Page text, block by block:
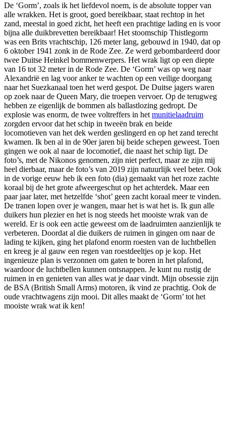
De ‘Gorm’, zoals ik het liefdevol noem, is de absolute topper van
alle wrakken. Het is groot, goed bereikbaar, staat rechtop in het
zand, meestal in goed zicht, het heeft een prachtige lading en is voor
bijna alle duikbrevetten bereikbaar! Het stoomschip Thistlegorm
was een Brits vrachtschip, 126 meter lang, gebouwd in 1940, dat op
6 oktober 1941 zonk in de Rode Zee. Ze werd gebombardeerd door
twee Duitse Heinkel bommenwerpers. Het wrak ligt op een diepte
van 16 tot 32 meter in de Rode Zee. De ‘Gorm’ was op weg naar
Alexandrië en lag voor anker te wachten op een veilige doorgang
naar het Suezkanaal toen het werd gespot. De Duitse jagers waren
op zoek naar de Queen Mary, die troepen vervoer. Op de terugweg
hebben ze eigenlijk de bommen als ballastlozing gedropt. De
explosie was enorm, de twee voltreffers in het munitielaadruim
zorgden ervoor dat het schip in tweeën brak en beide
locomotieven van het dek werden geslingerd en op het zand terecht
kwamen. Ik ben al in de 90er jaren bij beide schepen geweest. Toen
gingen we ook al naar de locomotief, die naast het schip ligt. De
foto’s, met de Nikonos genomen, zijn niet perfect, maar ze zijn mij
heel dierbaar, maar de foto’s van 2019 zijn natuurlijk veel beter. Ook
in de vorige eeuw heb ik een foto (dia) gemaakt van het roze zachte
koraal bij de het grote afweergeschut op het achterdek. Maar een
paar jaar later, met hetzelfde ‘shot’ geen zacht koraal meer te vinden.
De tranen lopen over je wangen, maar het is wat het is. Ik gun alle
duikers hun plezier en het is nog steeds het mooiste wrak van de
wereld. Er is ook een actie geweest om de laadruimten aanzienlijk te
verbeteren. Doordat al die duikers de ruimen in gingen om naar de
lading te kijken, ging het plafond enorm roesten van de luchtbellen
en kreeg je al gauw een regen van roestdeeltjes op je kop. Het
ingenieuze plan is verzonnen om gaten te boren in het plafond,
waardoor de luchtbellen kunnen ontsnappen. Je kunt nu rustig de
ruimen in en genieten van alles wat je daar vindt. Mijn obsessie zijn
de BSA (British Small Arms) motoren, ik vind ze prachtig. Ook de
oude vrachtwagens zijn mooi. Dit alles maakt de ‘Gorm’ tot het
mooiste wrak wat ik ken!